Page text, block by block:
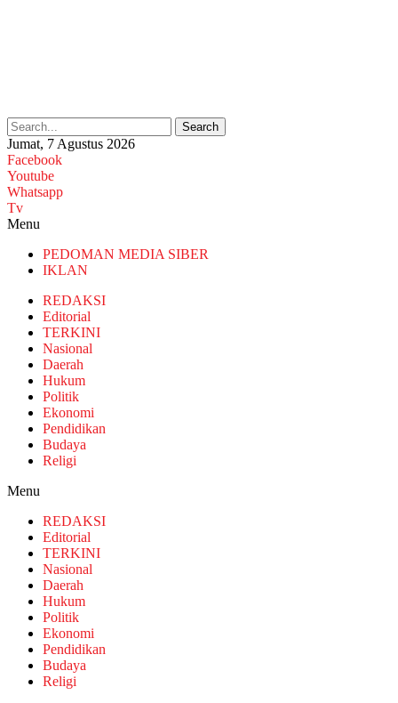
Search
Jumat, 7 Agustus 2026
Facebook
Youtube
Whatsapp
Tv
Menu
PEDOMAN MEDIA SIBER
IKLAN
REDAKSI
Editorial
TERKINI
Nasional
Daerah
Hukum
Politik
Ekonomi
Pendidikan
Budaya
Religi
Menu
REDAKSI
Editorial
TERKINI
Nasional
Daerah
Hukum
Politik
Ekonomi
Pendidikan
Budaya
Religi